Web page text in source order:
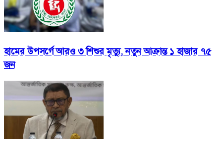
হামের উপসর্গে আরও ৩ শিশুর মৃত্যু, নতুন আক্রান্ত ১ হাজার ৭৫
জন